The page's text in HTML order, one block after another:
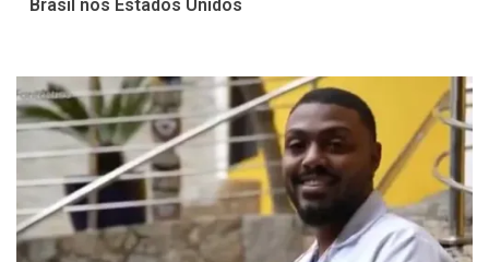
Brasil nos Estados Unidos